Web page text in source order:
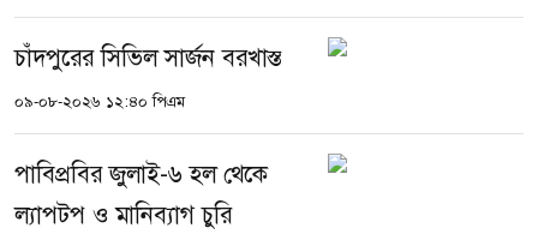
চাঁদপুরের সিভিল সার্জন বরখাস্ত
০৯-০৮-২০২৬ ১২:৪০ পিএম
পাবিপ্রবির জুলাই-৬ হল থেকে
ল্যাপটপ ও মানিব্যাগ চুরি